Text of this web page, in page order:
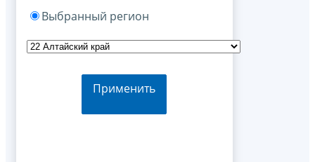
Выбранный регион
Применить